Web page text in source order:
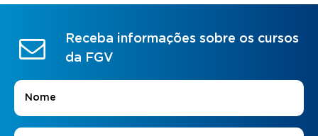
Receba informações sobre os cursos
da FGV
Nome